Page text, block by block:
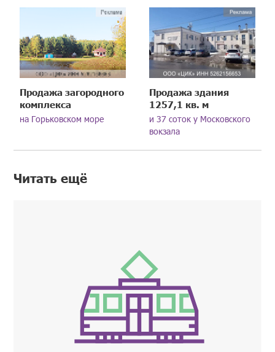
Продажа загородного
комплекса
на Горьковском море
Продажа здания
1257,1 кв. м
и 37 соток у Московского
вокзала
Читать ещё